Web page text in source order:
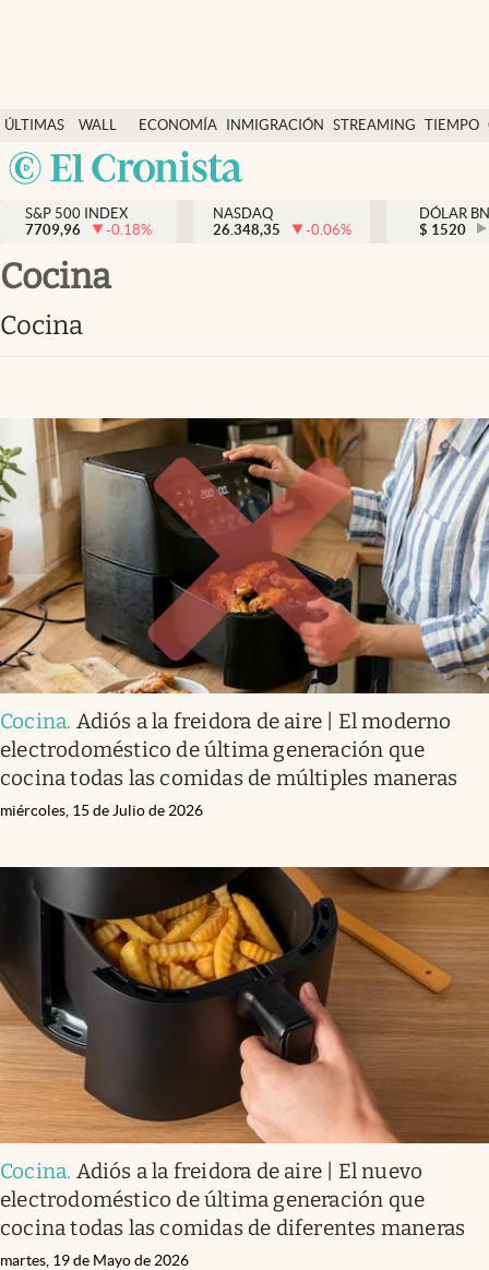
ÚLTIMAS
NOTICIAS
WALL
STREET
Y
DÓLAR
ECONOMÍA INMIGRACIÓN STREAMING TIEMPO
México
Finanzas y economía
Wall Street y dólar
Inmigración
Tiempo
Ciencia y salud
Streaming
PC y mobile
Lifestyle
USA
S&P 500 INDEX
7709,96
-0.18%
NASDAQ
26.348,35
-0.06%
DÓLAR
$ 1520
Cocina
Cocina
Cocina. Adiós a la freidora de aire | El moderno
electrodoméstico de última generación que
cocina todas las comidas de múltiples maneras
miércoles, 15 de Julio de 2026
Cocina. Adiós a la freidora de aire | El nuevo
electrodoméstico de última generación que
cocina todas las comidas de diferentes maneras
martes, 19 de Mayo de 2026